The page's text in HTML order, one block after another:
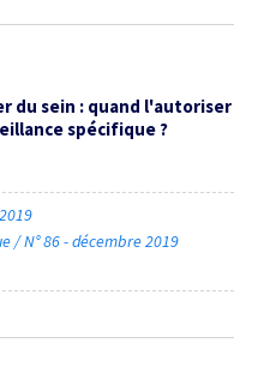
du sein : quand l'autoriser
spécifique ?
/ N° 86 - décembre 2019